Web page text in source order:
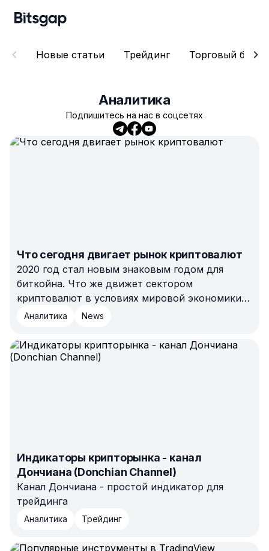
Новые статьи Трейдинг Торговый бот
Аналитика
Подпишитесь на нас в соцсетях
Что сегодня двигает рынок криптовалют
2020 год стал новым знаковым годом для
биткойна. Что же движет сектором
криптовалют в условиях мировой экономики,
глобально пораженной COVID?
Аналитика News
Индикаторы крипторынка - канал
Дончиана (Donchian Channel)
Канал Дончиана - простой индикатор для
трейдинга
Аналитика Трейдинг